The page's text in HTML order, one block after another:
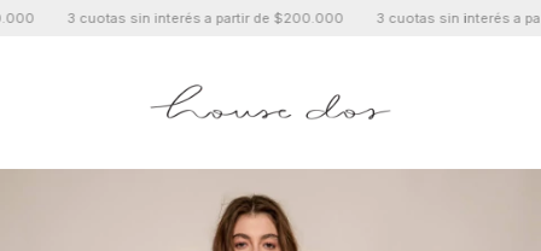
sin interés a partir de $200.000 3 cuotas sin interés a partir de